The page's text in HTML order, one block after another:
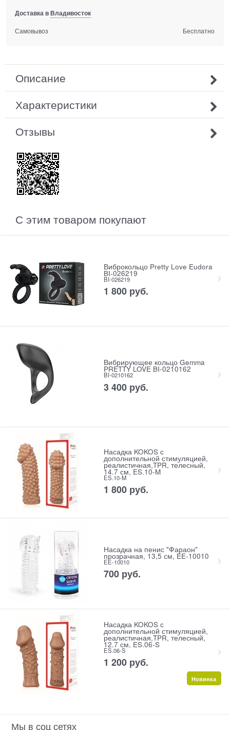
Доставка вВладивосток
Самовывоз Бесплатно
Описание
Характеристики
Отзывы
С этим товаром покупают
Виброкольцо Pretty Love Eudora
BI-026219
BI-026219
1 800 руб.
Вибрирующее кольцо Gemma
PRETTY LOVE BI-0210162
BI-0210162
3 400 руб.
Насадка KOKOS с
дополнительной стимуляцией,
реалистичная,TPR, телесный,
14.7 см, ES.10-M
ES.10-M
1 800 руб.
Насадка на пенис "Фараон"
прозрачная, 13,5 см, EE-10010
EE-10010
700 руб.
Насадка KOKOS с
дополнительной стимуляцией,
реалистичная,TPR, телесный,
12.7 см, ES.06-S
ES.06-S
1 200 руб.
Новинка
Мы в соц сетях